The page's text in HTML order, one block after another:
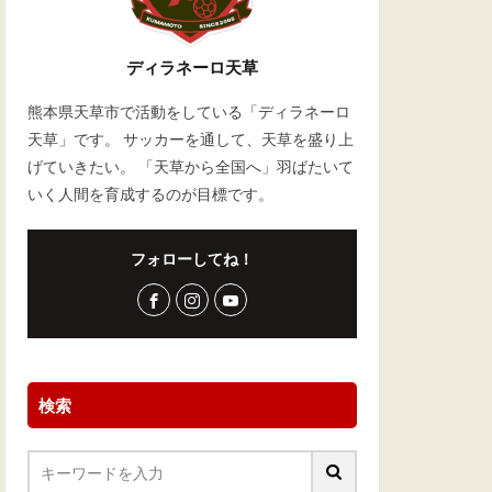
ディラネーロ天草
熊本県天草市で活動をしている「ディラネーロ
天草」です。 サッカーを通して、天草を盛り上
げていきたい。 「天草から全国へ」羽ばたいて
いく人間を育成するのが目標です。
フォローしてね！
検索